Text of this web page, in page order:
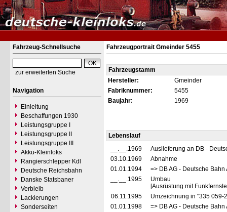
Fahrzeug-Schnellsuche
zur erweiterten Suche
Navigation
Einleitung
Beschaffungen 1930
Leistungsgruppe I
Leistungsgruppe II
Leistungsgruppe III
Akku-Kleinloks
Rangierschlepper Kdl
Deutsche Reichsbahn
Danske Statsbaner
Verbleib
Lackierungen
Sonderseiten
Fahrzeugportrait Gmeinder 5455
Fahrzeugstamm
Hersteller:
Gmeinder
Fabriknummer:
5455
Baujahr:
1969
Lebenslauf
__.__.1969
Auslieferung an DB -
03.10.1969
Abnahme
01.01.1994
=> DB AG - Deutsche
__.__.1995
Umbau
[Ausrüstung mit
06.11.1995
Umzeichnung in "335 059-
01.01.1998
=> DB AG - Deutsche